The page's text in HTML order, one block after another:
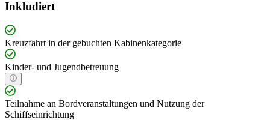
Inkludiert
Kreuzfahrt in der gebuchten Kabinenkategorie
Kinder- und Jugendbetreuung
Teilnahme an Bordveranstaltungen und Nutzung der
Schiffseinrichtung